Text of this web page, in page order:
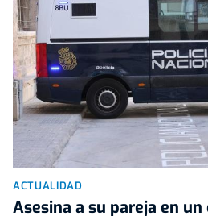
ACTUALIDAD
Asesina a su pareja en